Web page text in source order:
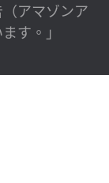
アマゾンア
す。」